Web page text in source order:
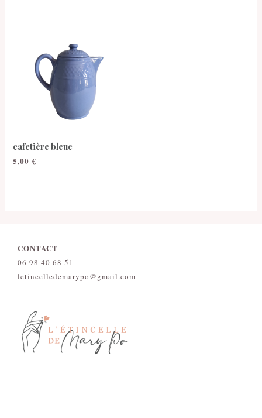
cafetière bleue
5,00€
CONTACT
06 98 40 68 51
letincelledemarypo@gmail.com